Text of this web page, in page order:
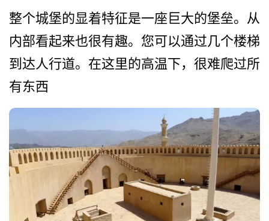
整个城堡的显着特征是一座巨­大的堡垒。从
内部看起来也很有趣。您可以通过几个楼­梯
到达人行道。在这里的高温下，很难爬过所
有东西